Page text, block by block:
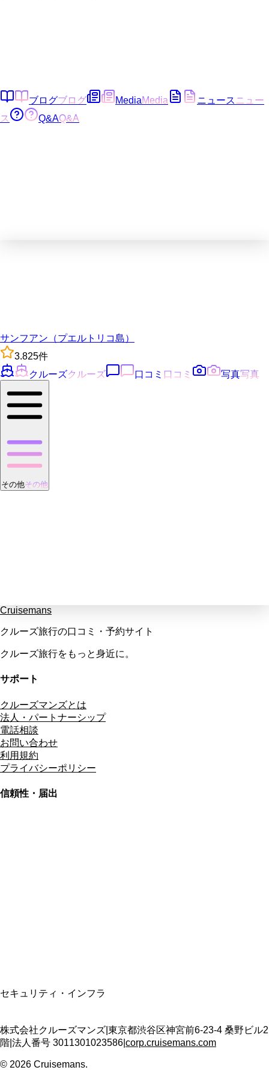
ブログブログ MediaMedia ニュース ニュー
ス
Q&AQ&A
サンフアン（プエルトリコ島）
3.825件
クルーズクルーズ 口コミ 口コミ 写真写真
その他その他
Cruisemans
クルーズ旅行の口コミ・予約サイト
クルーズ旅行をもっと身近に。
サポート
クルーズマンズとは
法人・パートナーシップ
電話相談
お問い合わせ
利用規約
プライバシーポリシー
信頼性・届出
セキュリティ・インフラ
株式会社クルーズマンズ 東京都渋谷区神宮前6-23-4 桑野ビル2
階 法人番号 3011301023586 corp.cruisemans.com
© 2026 Cruisemans.